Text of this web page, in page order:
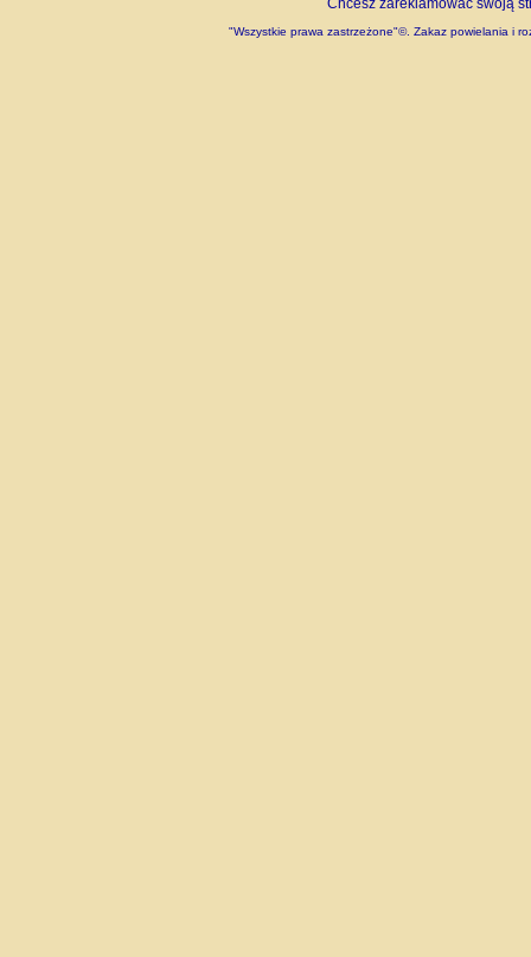
Chcesz zareklamować swoją
"Wszystkie prawa zastrzeżone"©. Zakaz powielania i